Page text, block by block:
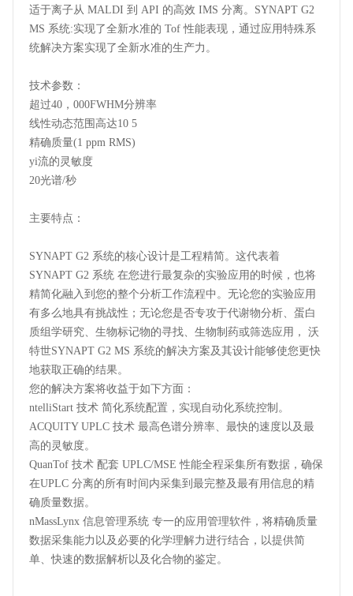
适于离子从 MALDI 到 API 的高效 IMS 分离。SYNAPT G2
MS 系统:实现了全新水准的 Tof 性能表现，通过应用特殊系
统解决方案实现了全新水准的生产力。
技术参数：
超过40，000FWHM分辨率
线性动态范围高达10 5
精确质量(1 ppm RMS)
yi流的灵敏度
20光谱/秒
主要特点：
SYNAPT G2 系统的核心设计是工程精简。这代表着
SYNAPT G2 系统 在您进行最复杂的实验应用的时候，也将
精简化融入到您的整个分析工作流程中。无论您的实验应用
有多么地具有挑战性；无论您是否专攻于代谢物分析、蛋白
质组学研究、生物标记物的寻找、生物制药或筛选应用， 沃
特世SYNAPT G2 MS 系统的解决方案及其设计能够使您更快
地获取正确的结果。
您的解决方案将收益于如下方面：
ntelliStart 技术 简化系统配置，实现自动化系统控制。
ACQUITY UPLC 技术 最高色谱分辨率、最快的速度以及最
高的灵敏度。
QuanTof 技术 配套 UPLC/MSE 性能全程采集所有数据，确保
在UPLC 分离的所有时间内采集到最完整及最有用信息的精
确质量数据。
nMassLynx 信息管理系统 专一的应用管理软件，将精确质量
数据采集能力以及必要的化学理解力进行结合，以提供简
单、快速的数据解析以及化合物的鉴定。